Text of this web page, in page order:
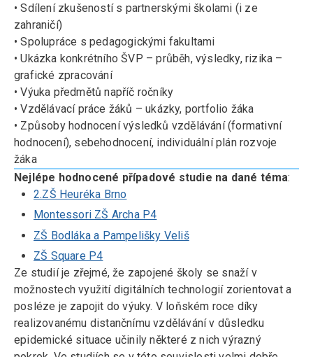
• Sdílení zkušeností s partnerskými školami (i ze
zahraničí)
• Spolupráce s pedagogickými fakultami
• Ukázka konkrétního ŠVP – průběh, výsledky, rizika –
grafické zpracování
• Výuka předmětů napříč ročníky
• Vzdělávací práce žáků – ukázky, portfolio žáka
• Způsoby hodnocení výsledků vzdělávání (formativní
hodnocení), sebehodnocení, individuální plán rozvoje
žáka
Nejlépe hodnocené případové studie na dané téma:
2.ZŠ Heuréka Brno
Montessori ZŠ Archa P4
ZŠ Bodláka a Pampelišky Veliš
ZŠ Square P4
Ze studií je zřejmé, že zapojené školy se snaží v
možnostech využití digitálních technologií zorientovat a
posléze je zapojit do výuky. V loňském roce díky
realizovanému distančnímu vzdělávání v důsledku
epidemické situace učinily některé z nich výrazný